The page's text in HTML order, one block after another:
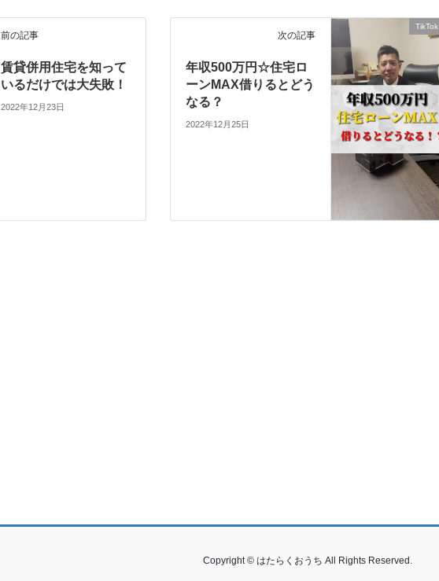
前の記事
賃貸併用住宅を知って
いるだけでは大失敗！
2022年12月23日
TikTok
次の記事
年収500万円☆住宅ロ
ーンMAX借りるとどう
なる？
2022年12月25日
Copyright © はたらくおうち All Rights Reserved.